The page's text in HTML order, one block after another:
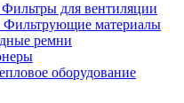
Фильтры для вентиляции
Фильтрующие материалы
ремни
оборудование